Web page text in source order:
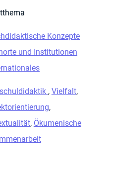
Konzepte
und Institutionen
, Vielfalt,
,
, Ökumenische